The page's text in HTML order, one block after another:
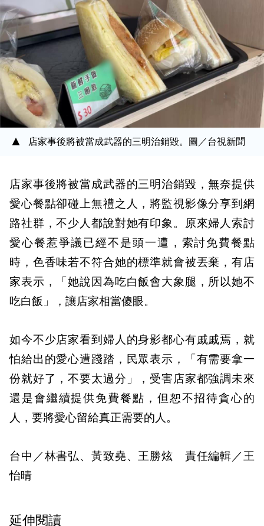
店家事後將被當成武器的三明治銷毀。圖／台視新聞
店家事後將被當成武器的三明治銷毀，無奈提供
愛心餐點卻碰上無禮之人，將監視影像分享到網
路社群，不少人都說對她有印象。原來婦人索討
愛心餐惹爭議已經不是頭一遭，索討免費餐點
時，色香味若不符合她的標準就會被丟棄，有店
家表示，「她說因為吃白飯會大象腿，所以她不
吃白飯」，讓店家相當傻眼。
如今不少店家看到婦人的身影都心有戚戚焉，就
怕給出的愛心遭踐踏，民眾表示，「有需要拿一
份就好了，不要太過分」，受害店家都強調未來
還是會繼續提供免費餐點，但恕不招待貪心的
人，要將愛心留給真正需要的人。
台中／林書弘、黃致堯、王勝炫 責任編輯／王
怡晴
延伸閱讀